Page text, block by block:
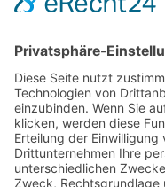
Räumlichkeiten im
> Hier finden Sie eine
Newsletter